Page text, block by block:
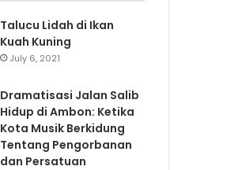
Talucu Lidah di Ikan
Kuah Kuning
July 6, 2021
Dramatisasi Jalan Salib
Hidup di Ambon: Ketika
Kota Musik Berkidung
Tentang Pengorbanan
dan Persatuan